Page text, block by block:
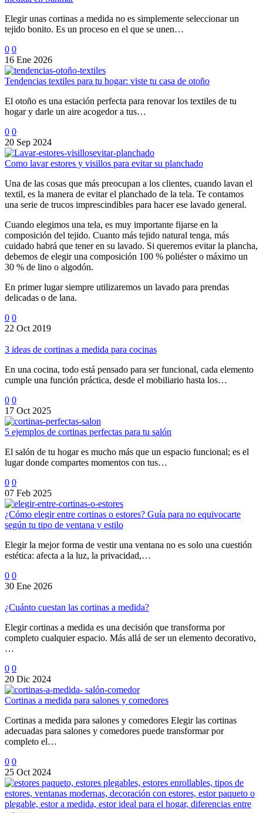
Elegir unas cortinas a medida no es simplemente seleccionar un
tejido bonito. Es un proceso en el que se unen…
0 0
16 Ene 2026
Tendencias textiles para tu hogar: viste tu casa de otoño
El otoño es una estación perfecta para renovar los textiles de tu
hogar y darle un aire acogedor a tus…
0 0
20 Sep 2024
Como lavar estores y visillos para evitar su planchado
Una de las cosas que más preocupan a los clientes, cuando lavan el
textil, es la manera de evitar el planchado de la tela. Te contamos
una serie de trucos imprescindibles para hacer ese lavado general.
Cuando elegimos una tela, es muy importante fijarse en la
composición del tejido. Cuanto más tejido natural tenga, más
cuidado habrá que tener en su lavado. Si queremos evitar la plancha,
debemos de elegir una composición 100 % poliéster o máximo un
30 % de lino o algodón.
En primer lugar siempre utilizaremos un lavado para prendas
delicadas o de lana.
0 0
22 Oct 2019
3 ideas de cortinas a medida para cocinas
En una cocina, todo está pensado para ser funcional, cada elemento
cumple una función práctica, desde el mobiliario hasta los…
0 0
17 Oct 2025
5 ejemplos de cortinas perfectas para tu salón
El salón de tu hogar es mucho más que un espacio funcional; es el
lugar donde compartes momentos con tus…
0 0
07 Feb 2025
¿Cómo elegir entre cortinas o estores? Guía para no equivocarte
según tu tipo de ventana y estilo
Elegir la mejor forma de vestir una ventana no es solo una cuestión
estética: afecta a la luz, la privacidad,…
0 0
30 Ene 2026
¿Cuánto cuestan las cortinas a medida?
Elegir cortinas a medida es una decisión que transforma por
completo cualquier espacio. Más allá de ser un elemento decorativo,
…
0 0
20 Dic 2024
Cortinas a medida para salones y comedores
Cortinas a medida para salones y comedores Elegir las cortinas
adecuadas para salones y comedores puede transformar por
completo el…
0 0
25 Oct 2024